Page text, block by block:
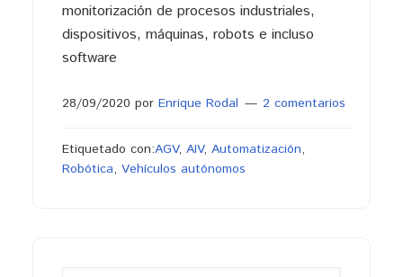
monitorización de procesos industriales,
dispositivos, máquinas, robots e incluso
software
28/09/2020 por Enrique Rodal 2 comentarios
Etiquetado con:AGV, AIV, Automatización,
Robótica, Vehículos autónomos